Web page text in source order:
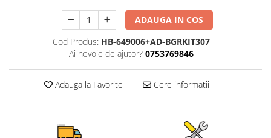
Rame adaptoare Dacia
Rame adaptoare Audi
Rame adaptoare Renault
ADAUGA IN COS
Cod Produs: HB-649006+AD-BGRKIT307
Ai nevoie de ajutor? 0753769846
Adauga la Favorite Cere informatii